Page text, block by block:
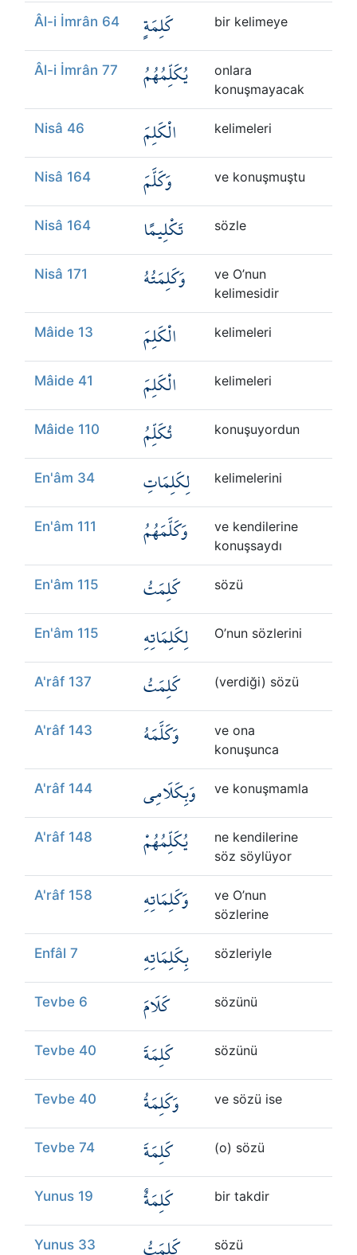
Âl-i İmrân 64 كَلِمَةٍ bir kelimeye
Âl-i İmrân 77 يُكَلِّمُهُمُ
onlara
konuşmayacak
Nisâ 46 الْكَلِمَ kelimeleri
Nisâ 164 وَكَلَّمَ ve konuşmuştu
Nisâ 164 تَكْلِيمًا sözle
Nisâ 171 وَكَلِمَتُهُ
ve O’nun
kelimesidir
Mâide 13 الْكَلِمَ kelimeleri
Mâide 41 الْكَلِمَ kelimeleri
Mâide 110 تُكَلِّمُ konuşuyordun
En'âm 34 لِكَلِمَاتِ kelimelerini
En'âm 111 وَكَلَّمَهُمُ
ve kendilerine
konuşsaydı
En'âm 115 كَلِمَتُ sözü
En'âm 115 لِكَلِمَاتِهِ O’nun sözlerini
A'râf 137 كَلِمَتُ (verdiği) sözü
A'râf 143 وَكَلَّمَهُ
ve ona
konuşunca
A'râf 144 وَبِكَلَامِي ve konuşmamla
A'râf 148 يُكَلِّمُهُمْ
ne kendilerine
söz söylüyor
A'râf 158 وَكَلِمَاتِهِ
ve O’nun
sözlerine
Enfâl 7 بِكَلِمَاتِهِ sözleriyle
Tevbe 6 كَلَامَ sözünü
Tevbe 40 كَلِمَةَ sözünü
Tevbe 40 وَكَلِمَةُ ve sözü ise
Tevbe 74 كَلِمَةَ (o) sözü
Yunus 19 كَلِمَةٌ bir takdir
Yunus 33 sözü